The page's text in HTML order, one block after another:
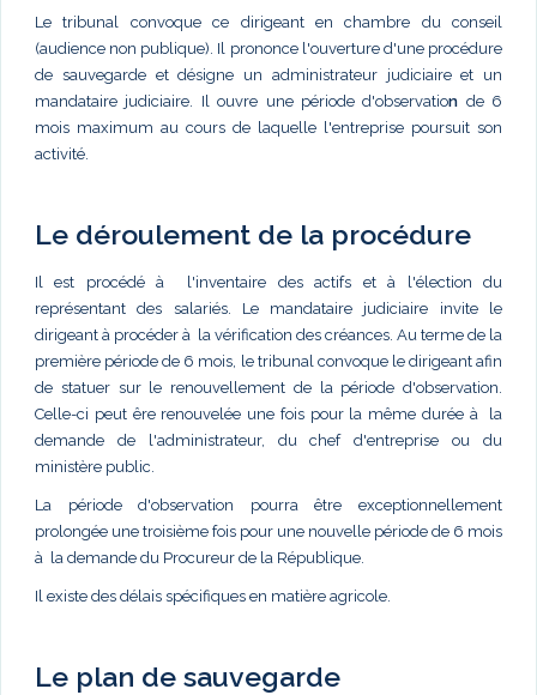
Le tribunal convoque ce dirigeant en chambre du conseil
(audience non publique). Il prononce l'ouverture d'une procédure
de sauvegarde et désigne un administrateur judiciaire et un
mandataire judiciaire. Il ouvre une période d'observation de 6
mois maximum au cours de laquelle l'entreprise poursuit son
activité.
Le déroulement de la procédure
Il est procédé à l'inventaire des actifs et à l'élection du
représentant des salariés. Le mandataire judiciaire invite le
dirigeant à procéder à la vérification des créances. Au terme de la
première période de 6 mois, le tribunal convoque le dirigeant afin
de statuer sur le renouvellement de la période d'observation.
Celle-ci peut êre renouvelée une fois pour la même durée à la
demande de l'administrateur, du chef d'entreprise ou du
ministère public.
La période d'observation pourra être exceptionnellement
prolongée une troisième fois pour une nouvelle période de 6 mois
à la demande du Procureur de la République.
Il existe des délais spécifiques en matière agricole.
Le plan de sauvegarde